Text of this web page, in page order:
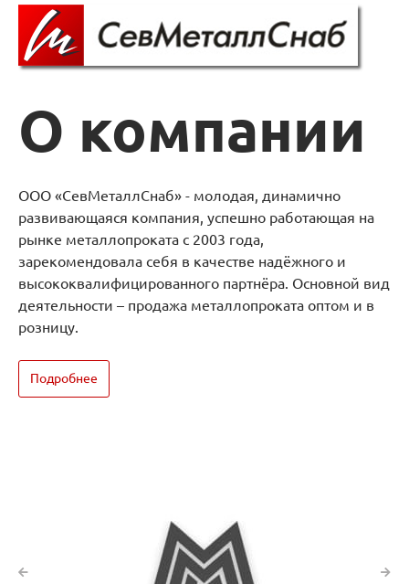
О компании
ООО «СевМеталлСнаб» - молодая, динамично
развивающаяся компания, успешно работающая на
рынке металлопроката с 2003 года,
зарекомендовала себя в качестве надёжного и
высококвалифицированного партнёра. Основной вид
деятельности – продажа металлопроката оптом и в
розницу.
Подробнее